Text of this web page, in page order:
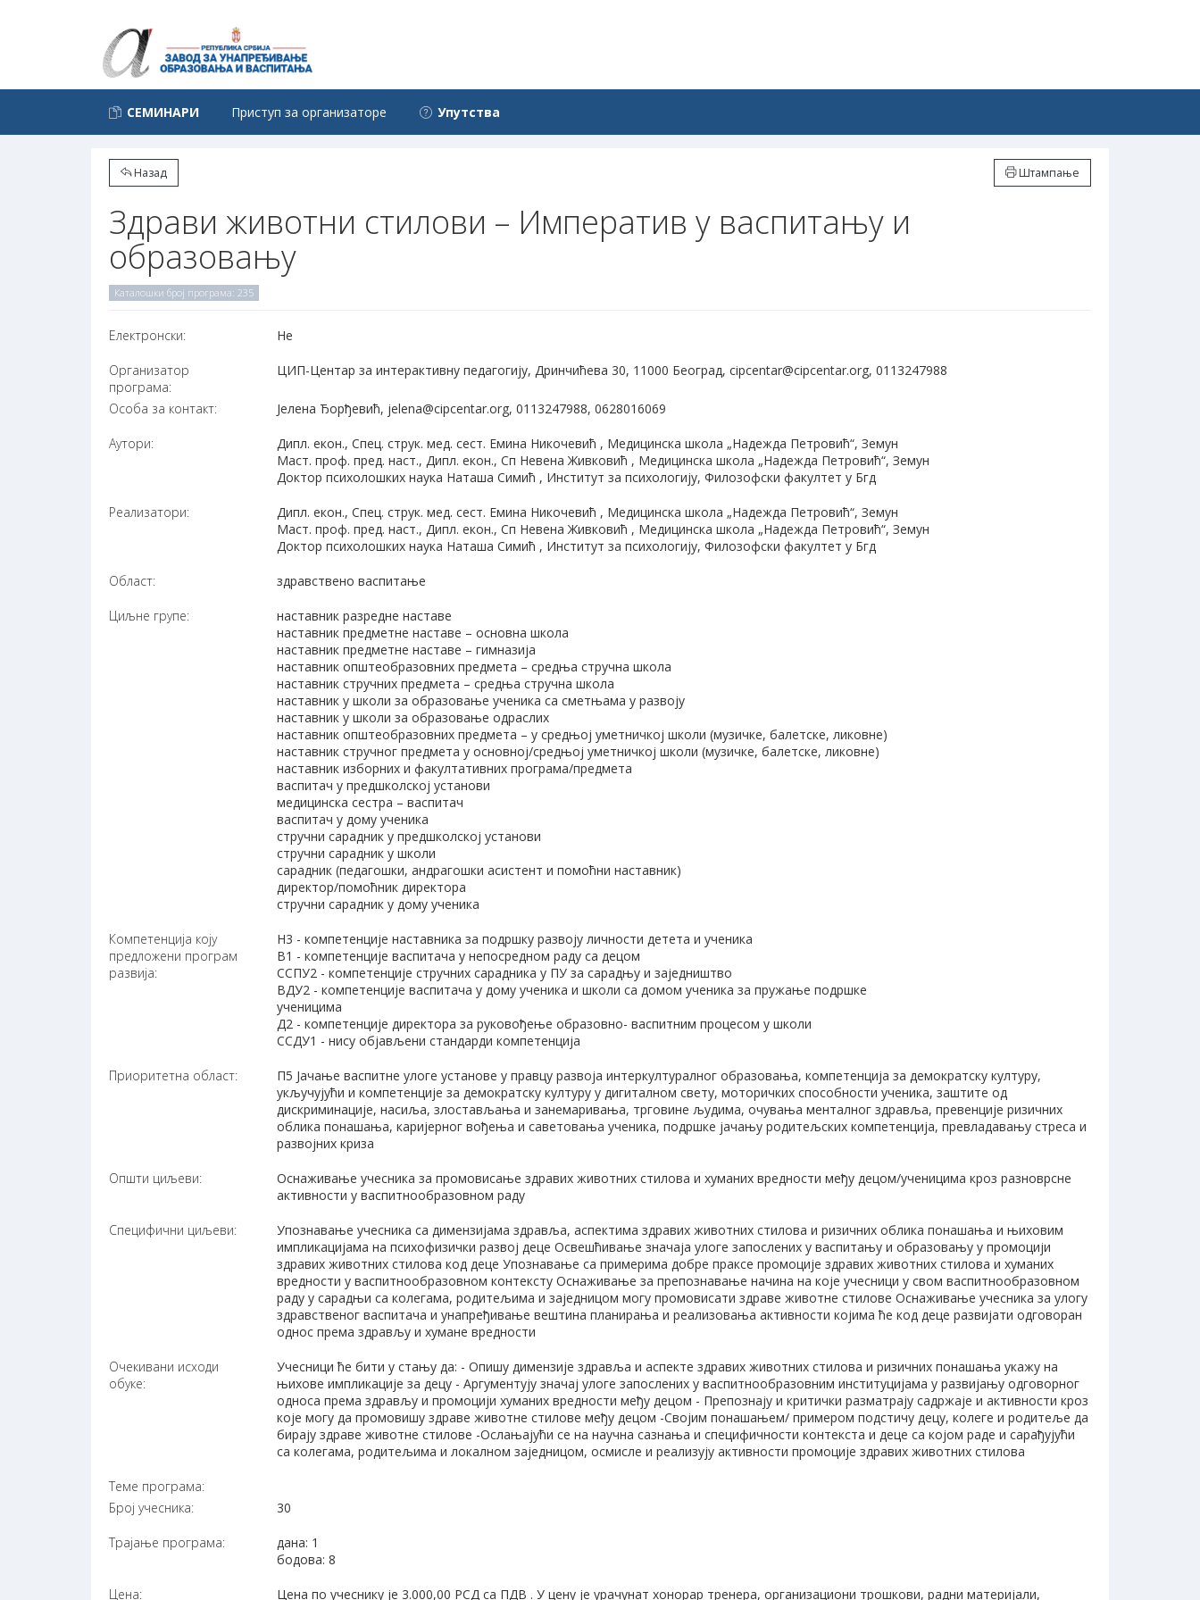
СЕМИНАРИ Приступ за организаторе Упутства
Назад Штампање
Здрави животни стилови – Императив у васпитању и
образовању
Каталошки број програма: 235
Електронски: Не
Организатор
програма:
ЦИП-Центар за интерактивну педагогију, Дринчићева 30, 11000 Београд, cipcentar@cipcentar.org, 0113247988
Особа за контакт: Јелена Ђорђевић, jelena@cipcentar.org, 0113247988, 0628016069
Аутори:
Дипл. екон., Спец. струк. мед. сест. Емина Никочевић , Медицинска школа „Надежда Петровић“, Земун
Маст. проф. пред. наст., Дипл. екон., Сп Невена Живковић , Медицинска школа „Надежда Петровић“, Земун
Доктор психолошких наука Наташа Симић , Институт за психологију, Филозофски факултет у Бгд
Реализатори:
Дипл. екон., Спец. струк. мед. сест. Емина Никочевић , Медицинска школа „Надежда Петровић“, Земун
Маст. проф. пред. наст., Дипл. екон., Сп Невена Живковић , Медицинска школа „Надежда Петровић“, Земун
Доктор психолошких наука Наташа Симић , Институт за психологију, Филозофски факултет у Бгд
Област: здравствено васпитање
Циљне групе:
наставник разредне наставе
наставник предметне наставе – основна школа
наставник предметне наставе – гимназија
наставник општеобразовних предмета – средња стручна школа
наставник стручних предмета – средња стручна школа
наставник у школи за образовање ученика са сметњама у развоју
наставник у школи за образовање одраслих
наставник општеобразовних предмета – у средњој уметничкој школи (музичке, балетске, ликовне)
наставник стручног предмета у основној/средњој уметничкој школи (музичке, балетске, ликовне)
наставник изборних и факултативних програма/предмета
васпитач у предшколској установи
медицинска сестра – васпитач
васпитач у дому ученика
стручни сарадник у предшколској установи
стручни сарадник у школи
сарадник (педагошки, андрагошки асистент и помоћни наставник)
директор/помоћник директора
стручни сарадник у дому ученика
Компетенција коју
предложени програм
развија:
Н3 - компетенције наставника за подршку развоју личности детета и ученика
В1 - компетенције васпитача у непосредном раду са децом
ССПУ2 - компетенције стручних сарадника у ПУ за сарадњу и заједништво
ВДУ2 - компетенције васпитача у дому ученика и школи са домом ученика за пружање подршке
ученицима
Д2 - компетенције директора за руковођење образовно- васпитним процесом у школи
ССДУ1 - нису објављени стандарди компетенција
Приоритетна област:
П5 Јачање васпитне улоге установе у правцу развоја интеркултуралног образовања, компетенција за демократску културу,
укључујући и компетенције за демократску културу у дигиталном свету, моторичких способности ученика, заштите од
дискриминације, насиља, злостављања и занемаривања, трговине људима, очувања менталног здравља, превенције ризичних
облика понашања, каријерног вођења и саветовања ученика, подршке јачању родитељских компетенција, превладавању стреса и
развојних криза
Општи циљеви:
Оснаживање учесника за промовисање здравих животних стилова и хуманих вредности међу децом/ученицима кроз разноврсне
активности у васпитнообразовном раду
Специфични циљеви:
Упознавање учесника са димензијама здравља, аспектима здравих животних стилова и ризичних облика понашања и њиховим
импликацијама на психофизички развој деце Освешћивање значаја улоге запослених у васпитању и образовању у промоцији
здравих животних стилова код деце Упознавање са примерима добре праксе промоције здравих животних стилова и хуманих
вредности у васпитнообразовном контексту Оснаживање за препознавање начина на које учесници у свом васпитнообразовном
раду у сарадњи са колегама, родитељима и заједницом могу промовисати здраве животне стилове Оснаживање учесника за улогу
здравственог васпитача и унапређивање вештина планирања и реализовања активности којима ће код деце развијати одговоран
однос према здрављу и хумане вредности
Очекивани исходи
обуке:
Учесници ће бити у стању да: - Опишу димензије здравља и аспекте здравих животних стилова и ризичних понашања укажу на
њихове импликације за децу - Аргументују значај улоге запослених у васпитнообразовним институцијама у развијању одговорног
односа према здрављу и промоцији хуманих вредности међу децом - Препознају и критички разматрају садржаје и активности кроз
које могу да промовишу здраве животне стилове међу децом -Својим понашањем/ примером подстичу децу, колеге и родитеље да
бирају здраве животне стилове -Ослањајући се на научна сазнања и специфичности контекста и деце са којом раде и сарађујући
са колегама, родитељима и локалном заједницом, осмисле и реализују активности промоције здравих животних стилова
Теме програма:
Број учесника:
30
Трајање програма:
дана: 1
бодова: 8
Цена: Цена по учеснику је 3.000,00 РСД са ПДВ . У цену је урачунат хонорар тренера, организациони трошкови, радни материјали,